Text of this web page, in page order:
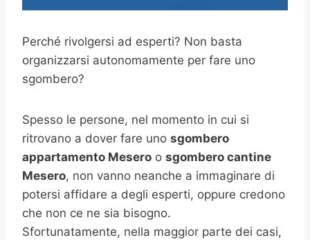
Perché rivolgersi ad esperti? Non basta
organizzarsi autonomamente per fare uno
sgombero?
Spesso le persone, nel momento in cui si
ritrovano a dover fare uno sgombero
appartamento Mesero o sgombero cantine
Mesero, non vanno neanche a immaginare di
potersi affidare a degli esperti, oppure credono
che non ce ne sia bisogno.
Sfortunatamente, nella maggior parte dei casi,